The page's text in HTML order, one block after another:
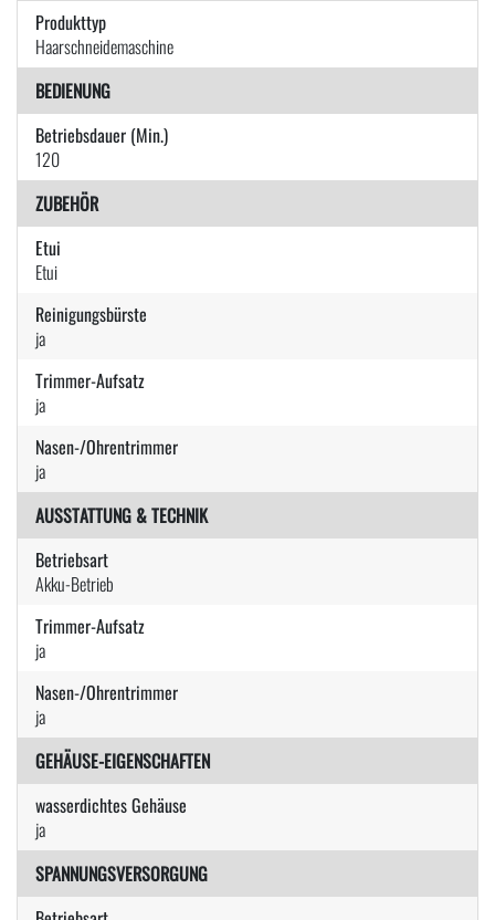
Produkttyp
Haarschneidemaschine
BEDIENUNG
Betriebsdauer (Min.)
120
ZUBEHÖR
Etui
Etui
Reinigungsbürste
ja
Trimmer-Aufsatz
ja
Nasen-/Ohrentrimmer
ja
AUSSTATTUNG & TECHNIK
Betriebsart
Akku-Betrieb
Trimmer-Aufsatz
ja
Nasen-/Ohrentrimmer
ja
GEHÄUSE-EIGENSCHAFTEN
wasserdichtes Gehäuse
ja
SPANNUNGSVERSORGUNG